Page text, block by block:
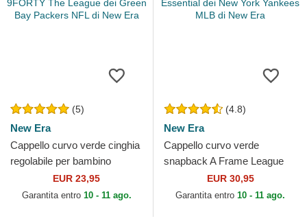
(5)
New Era
Cappello curvo verde cinghia
regolabile per bambino
9FORTY The League dei
Green Bay Packers NFL...
EUR 23,95
Garantita entro 10 - 11 ago.
(4.8)
New Era
Cappello curvo verde
snapback A Frame League
Essential dei New York
Yankees MLB di New Era
EUR 30,95
Garantita entro 10 - 11 ago.